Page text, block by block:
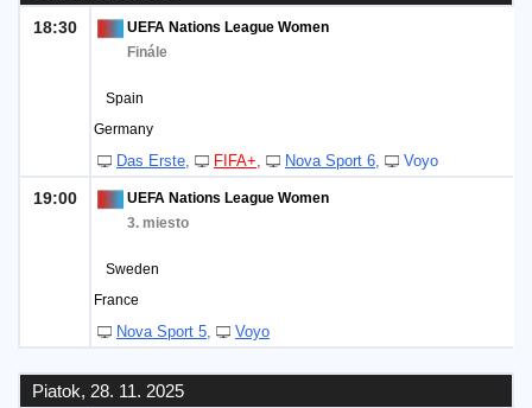
18:30
UEFA Nations League Women
Finále
Spain
Germany
Das Erste FIFA+ Nova Sport 6 Voyo
19:00
UEFA Nations League Women
3. miesto
Sweden
France
Nova Sport 5 Voyo
Piatok, 28. 11. 2025